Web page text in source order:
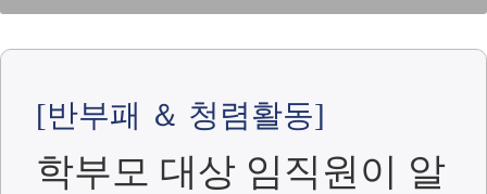
[반부패 ＆ 청렴활동]
학부모 대상 임직원이 알